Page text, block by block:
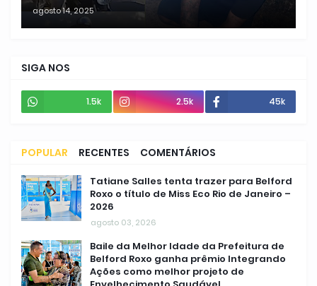
agosto 14, 2025
SIGA NOS
1.5k 2.5k 45k
POPULAR RECENTES COMENTÁRIOS
Tatiane Salles tenta trazer para Belford
Roxo o título de Miss Eco Rio de Janeiro –
2026
agosto 03, 2026
Baile da Melhor Idade da Prefeitura de
Belford Roxo ganha prêmio Integrando
Ações como melhor projeto de